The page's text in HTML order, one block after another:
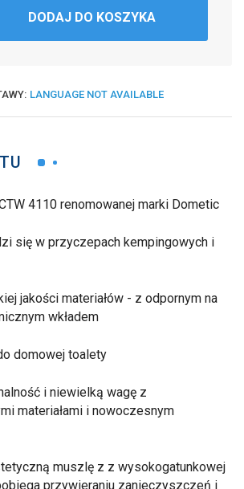
DODAJ DO KOSZYKA
LANGUAGE NOT AVAILABLE
4110 renomowanej marki Dometic
się w przyczepach kempingowych i
jakości materiałów - z odpornym na
wkładem
domowej toalety
i niewielką wagę z
materiałami i nowoczesnym
muszlę z z wysokogatunkowej
przywieraniu zanieczyszczeń i